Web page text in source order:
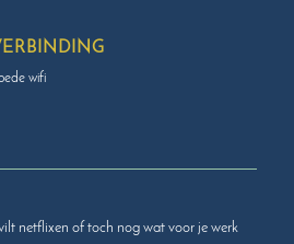
wifi
netflixen of toch nog wat voor je werk